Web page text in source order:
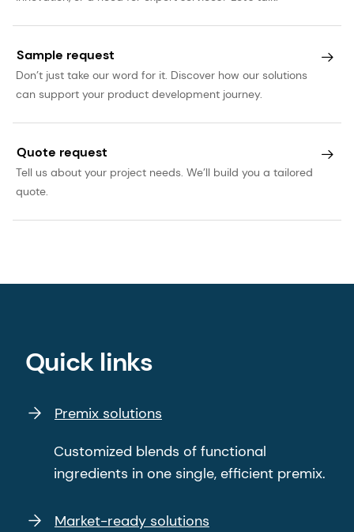
"De immunomodulerende functies van
butyraat."Journal of inflammation
research
(2021): 6025-6041. doi:
10.2147/JIR.S300989.
7. Banasiewicz T., et al.
"Micro-encapsulated
sodium butyrate reduces the frequency of
Sample request
Don’t just take our word for it. Discover how our solutions
can support your product development journey.
Quote request
Tell us about your project needs. We’ll build you a tailored
quote.
Quick links
Premix solutions
Customized blends of functional
ingredients in one single, efficient premix.
Market-ready solutions